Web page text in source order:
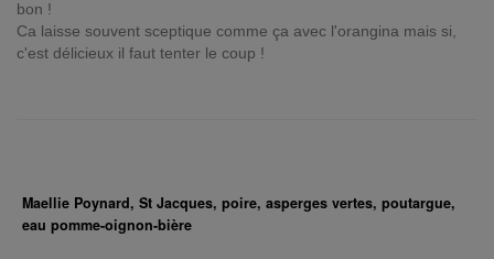
bon !
Ca laisse souvent sceptique comme ça avec l'orangina mais si,
c'est délicieux il faut tenter le coup !
Maellie Poynard, St Jacques, poire, asperges vertes, poutargue,
eau pomme-oignon-bière